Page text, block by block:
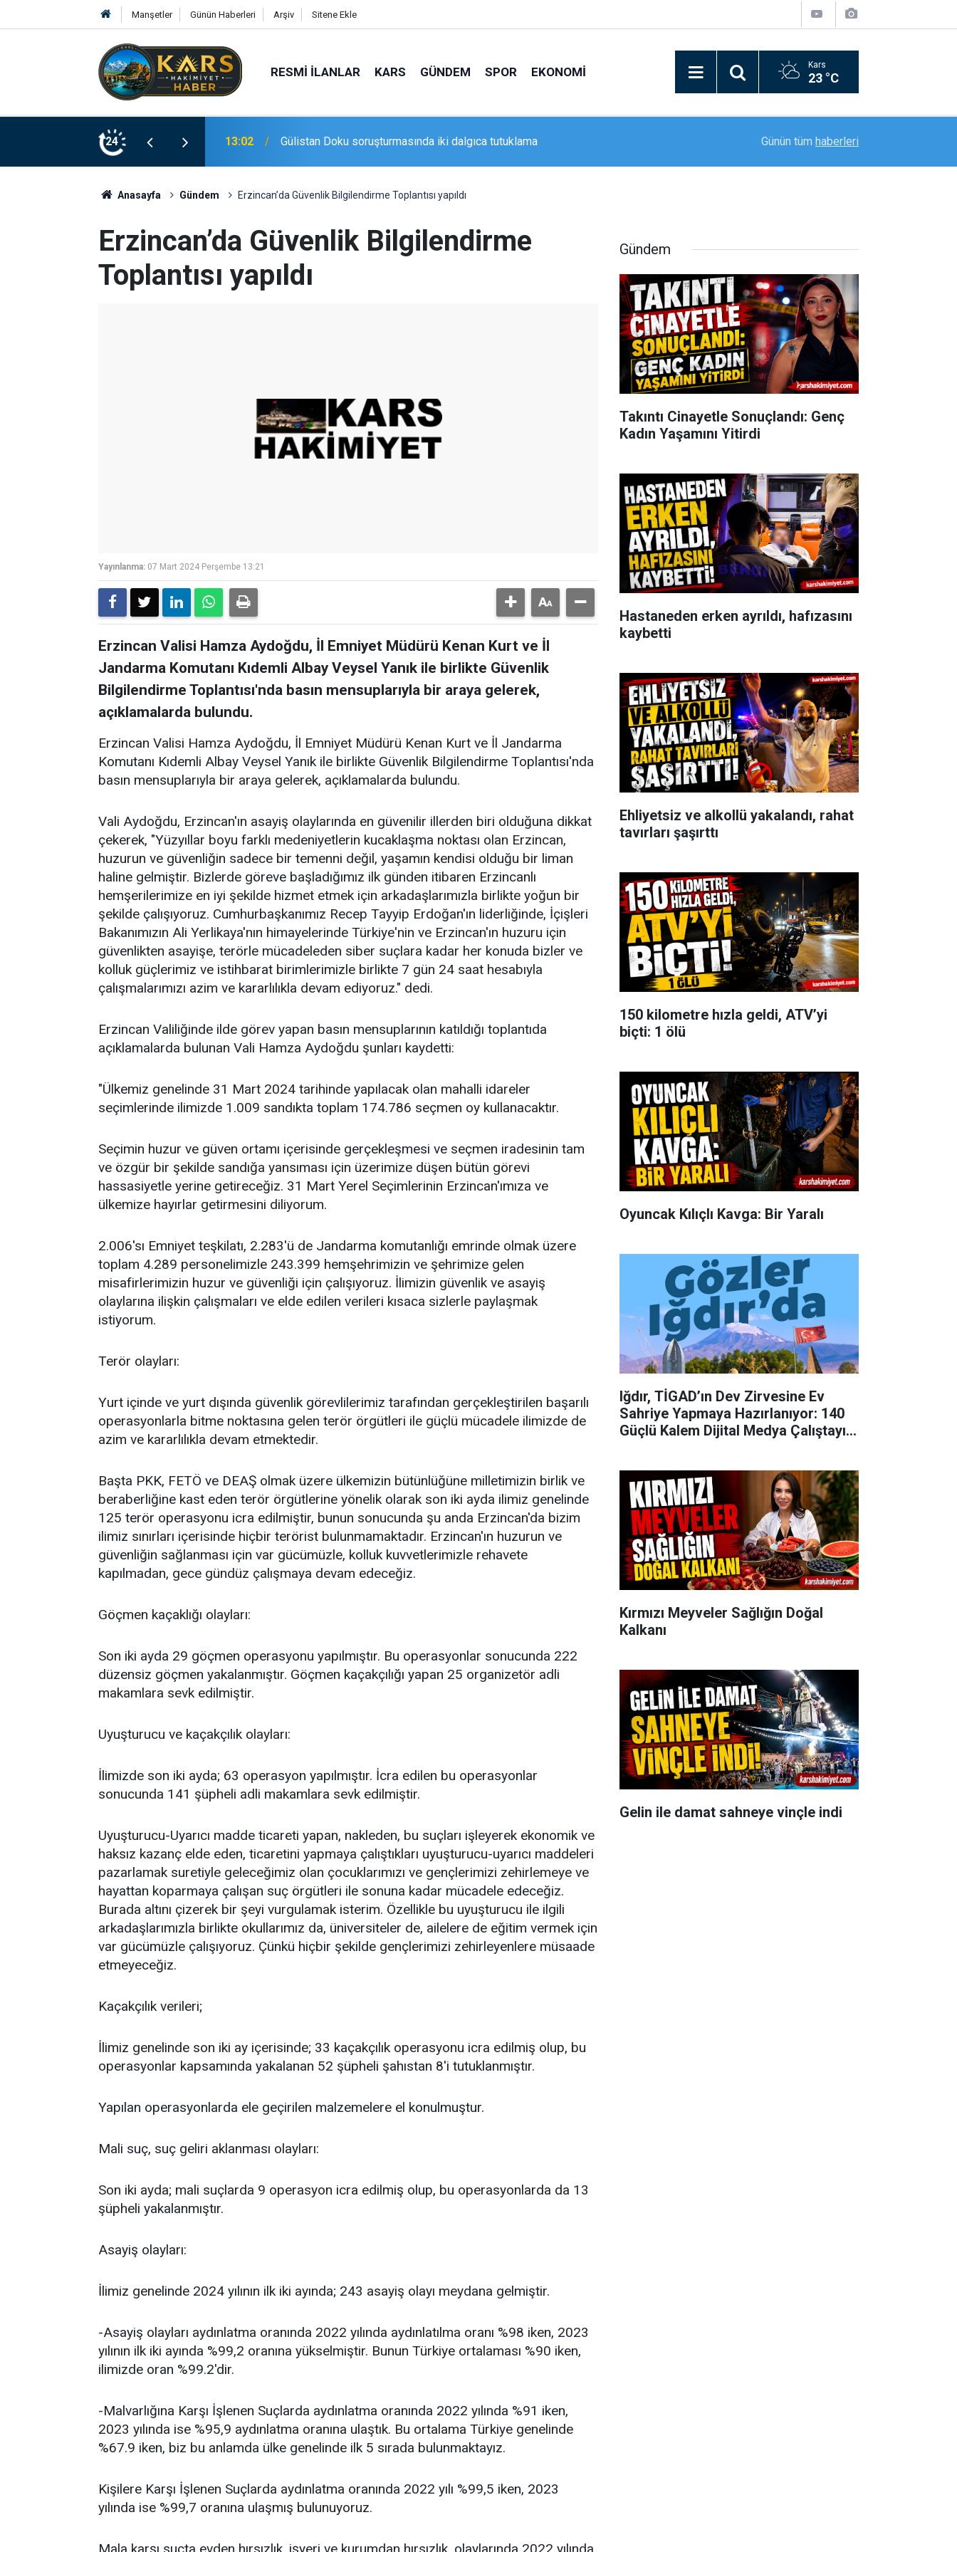
Manşetler Günün Haberleri Arşiv Sitene Ekle
RESMI İLANLAR KARS GÜNDEM SPOR EKONOMI Kars
23 °C
24 12:50 Kars’ta arılı kovanlar mercek altında: Üreticilere yerinde teknik destek Yeşilay Kars'tan Bağımlılıkla Mücadelede
Günün tüm haberleri
Anasayfa Gündem Erzincan’da Güvenlik Bilgilendirme Toplantısı yapıldı
Erzincan’da Güvenlik Bilgilendirme
Toplantısı yapıldı
Yayınlanma: 07 Mart 2024 Perşembe 13:21
Erzincan Valisi Hamza Aydoğdu, İl Emniyet Müdürü Kenan Kurt ve İl
Jandarma Komutanı Kıdemli Albay Veysel Yanık ile birlikte Güvenlik
Bilgilendirme Toplantısı'nda basın mensuplarıyla bir araya gelerek,
açıklamalarda bulundu.
Erzincan Valisi Hamza Aydoğdu, İl Emniyet Müdürü Kenan Kurt ve İl Jandarma
Komutanı Kıdemli Albay Veysel Yanık ile birlikte Güvenlik Bilgilendirme Toplantısı'nda
basın mensuplarıyla bir araya gelerek, açıklamalarda bulundu.
Vali Aydoğdu, Erzincan'ın asayiş olaylarında en güvenilir illerden biri olduğuna dikkat
çekerek, "Yüzyıllar boyu farklı medeniyetlerin kucaklaşma noktası olan Erzincan,
huzurun ve güvenliğin sadece bir temenni değil, yaşamın kendisi olduğu bir liman
haline gelmiştir. Bizlerde göreve başladığımız ilk günden itibaren Erzincanlı
hemşerilerimize en iyi şekilde hizmet etmek için arkadaşlarımızla birlikte yoğun bir
şekilde çalışıyoruz. Cumhurbaşkanımız Recep Tayyip Erdoğan'ın liderliğinde, İçişleri
Bakanımızın Ali Yerlikaya'nın himayelerinde Türkiye'nin ve Erzincan'ın huzuru için
güvenlikten asayişe, terörle mücadeleden siber suçlara kadar her konuda bizler ve
kolluk güçlerimiz ve istihbarat birimlerimizle birlikte 7 gün 24 saat hesabıyla
çalışmalarımızı azim ve kararlılıkla devam ediyoruz." dedi.
Erzincan Valiliğinde ilde görev yapan basın mensuplarının katıldığı toplantıda
açıklamalarda bulunan Vali Hamza Aydoğdu şunları kaydetti:
"Ülkemiz genelinde 31 Mart 2024 tarihinde yapılacak olan mahalli idareler
seçimlerinde ilimizde 1.009 sandıkta toplam 174.786 seçmen oy kullanacaktır.
Seçimin huzur ve güven ortamı içerisinde gerçekleşmesi ve seçmen iradesinin tam
ve özgür bir şekilde sandığa yansıması için üzerimize düşen bütün görevi
hassasiyetle yerine getireceğiz. 31 Mart Yerel Seçimlerinin Erzincan'ımıza ve
ülkemize hayırlar getirmesini diliyorum.
2.006'sı Emniyet teşkilatı, 2.283'ü de Jandarma komutanlığı emrinde olmak üzere
toplam 4.289 personelimizle 243.399 hemşehrimizin ve şehrimize gelen
misafirlerimizin huzur ve güvenliği için çalışıyoruz. İlimizin güvenlik ve asayiş
olaylarına ilişkin çalışmaları ve elde edilen verileri kısaca sizlerle paylaşmak
istiyorum.
Terör olayları:
Yurt içinde ve yurt dışında güvenlik görevlilerimiz tarafından gerçekleştirilen başarılı
operasyonlarla bitme noktasına gelen terör örgütleri ile güçlü mücadele ilimizde de
azim ve kararlılıkla devam etmektedir.
Başta PKK, FETÖ ve DEAŞ olmak üzere ülkemizin bütünlüğüne milletimizin birlik ve
beraberliğine kast eden terör örgütlerine yönelik olarak son iki ayda ilimiz genelinde
125 terör operasyonu icra edilmiştir, bunun sonucunda şu anda Erzincan'da bizim
ilimiz sınırları içerisinde hiçbir terörist bulunmamaktadır. Erzincan'ın huzurun ve
güvenliğin sağlanması için var gücümüzle, kolluk kuvvetlerimizle rehavete
kapılmadan, gece gündüz çalışmaya devam edeceğiz.
Göçmen kaçaklığı olayları:
Son iki ayda 29 göçmen operasyonu yapılmıştır. Bu operasyonlar sonucunda 222
düzensiz göçmen yakalanmıştır. Göçmen kaçakçılığı yapan 25 organizetör adli
makamlara sevk edilmiştir.
Uyuşturucu ve kaçakçılık olayları:
İlimizde son iki ayda; 63 operasyon yapılmıştır. İcra edilen bu operasyonlar
sonucunda 141 şüpheli adli makamlara sevk edilmiştir.
Uyuşturucu-Uyarıcı madde ticareti yapan, nakleden, bu suçları işleyerek ekonomik ve
haksız kazanç elde eden, ticaretini yapmaya çalıştıkları uyuşturucu-uyarıcı maddeleri
pazarlamak suretiyle geleceğimiz olan çocuklarımızı ve gençlerimizi zehirlemeye ve
hayattan koparmaya çalışan suç örgütleri ile sonuna kadar mücadele edeceğiz.
Burada altını çizerek bir şeyi vurgulamak isterim. Özellikle bu uyuşturucu ile ilgili
arkadaşlarımızla birlikte okullarımız da, üniversiteler de, ailelere de eğitim vermek için
var gücümüzle çalışıyoruz. Çünkü hiçbir şekilde gençlerimizi zehirleyenlere müsaade
etmeyeceğiz.
Kaçakçılık verileri;
İlimiz genelinde son iki ay içerisinde; 33 kaçakçılık operasyonu icra edilmiş olup, bu
operasyonlar kapsamında yakalanan 52 şüpheli şahıstan 8'i tutuklanmıştır.
Yapılan operasyonlarda ele geçirilen malzemelere el konulmuştur.
Mali suç, suç geliri aklanması olayları:
Son iki ayda; mali suçlarda 9 operasyon icra edilmiş olup, bu operasyonlarda da 13
şüpheli yakalanmıştır.
Asayiş olayları:
İlimiz genelinde 2024 yılının ilk iki ayında; 243 asayiş olayı meydana gelmiştir.
-Asayiş olayları aydınlatma oranında 2022 yılında aydınlatılma oranı %98 iken, 2023
yılının ilk iki ayında %99,2 oranına yükselmiştir. Bunun Türkiye ortalaması %90 iken,
ilimizde oran %99.2'dir.
-Malvarlığına Karşı İşlenen Suçlarda aydınlatma oranında 2022 yılında %91 iken,
2023 yılında ise %95,9 aydınlatma oranına ulaştık. Bu ortalama Türkiye genelinde
%67.9 iken, biz bu anlamda ülke genelinde ilk 5 sırada bulunmaktayız.
Kişilere Karşı İşlenen Suçlarda aydınlatma oranında 2022 yılı %99,5 iken, 2023
yılında ise %99,7 oranına ulaşmış bulunuyoruz.
Gündem
Takıntı Cinayetle Sonuçlandı: Genç
Kadın Yaşamını Yitirdi
Hastaneden erken ayrıldı, hafızasını
kaybetti
Ehliyetsiz ve alkollü yakalandı, rahat
tavırları şaşırttı
150 kilometre hızla geldi, ATV’yi
biçti: 1 ölü
Oyuncak Kılıçlı Kavga: Bir Yaralı
Iğdır, TİGAD’ın Dev Zirvesine Ev
Sahriye Yapmaya Hazırlanıyor: 140
Güçlü Kalem Dijital Medya Çalıştayı
Kırmızı Meyveler Sağlığın Doğal
Kalkanı
Gelin ile damat sahneye vinçle indi